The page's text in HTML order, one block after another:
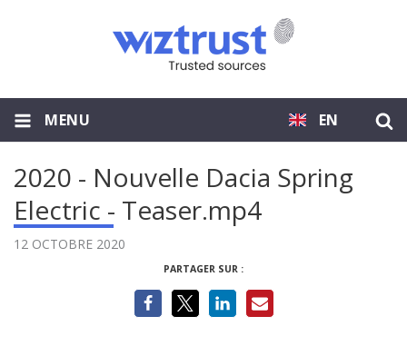
EN
MENU
2020 - Nouvelle Dacia Spring
Electric - Teaser.mp4
12 OCTOBRE 2020
PARTAGER SUR :